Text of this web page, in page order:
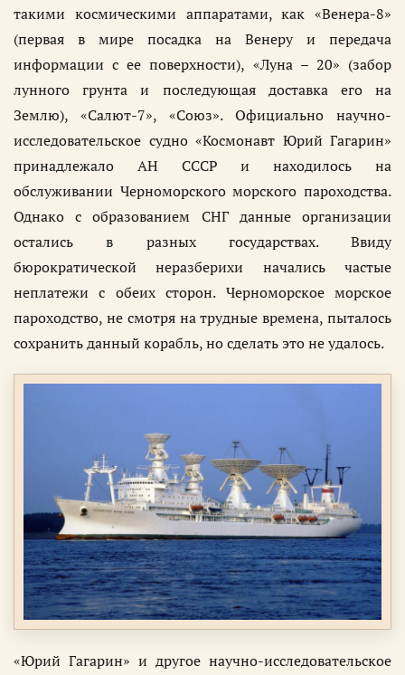
такими космическими аппаратами, как «Венера-8»
(первая в мире посадка на Венеру и передача
информации с ее поверхности), «Луна – 20» (забор
лунного грунта и последующая доставка его на
Землю), «Салют-7», «Союз». Официально научно-
исследовательское судно «Космонавт Юрий Гагарин»
принадлежало АН СССР и находилось на
обслуживании Черноморского морского пароходства.
Однако с образованием СНГ данные организации
остались в разных государствах. Ввиду
бюрократической неразберихи начались частые
неплатежи с обеих сторон. Черноморское морское
пароходство, не смотря на трудные времена, пыталось
сохранить данный корабль, но сделать это не удалось.
«Юрий Гагарин» и другое научно-исследовательское